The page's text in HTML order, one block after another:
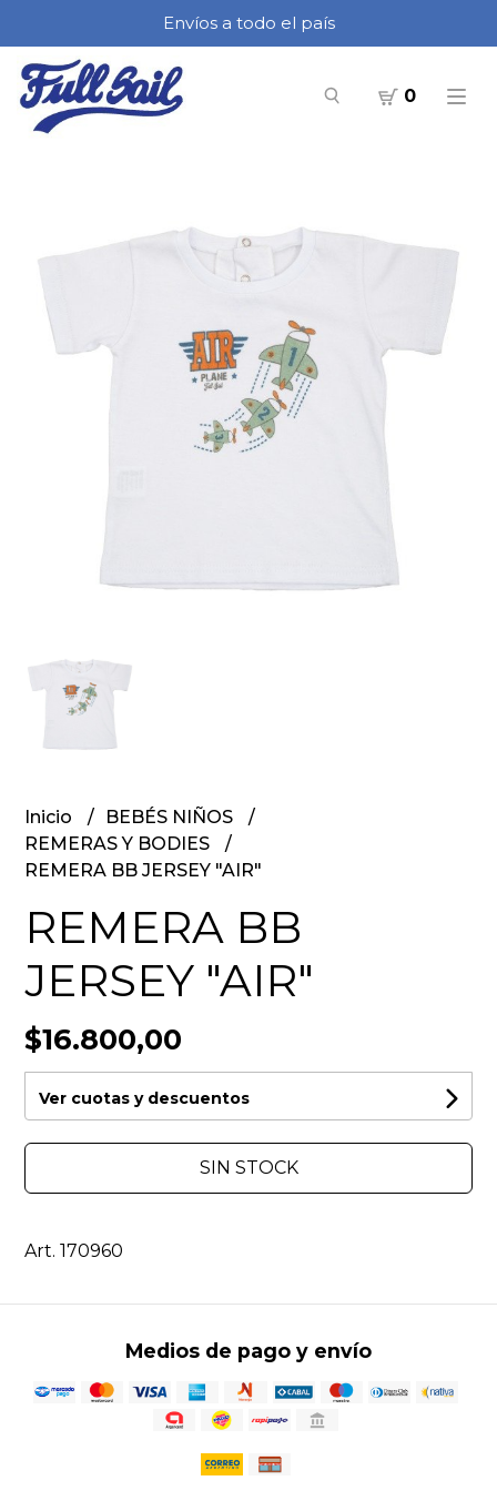
Envíos a todo el país
0
Inicio
BEBÉS NIÑOS
REMERAS Y BODIES
REMERA BB JERSEY "AIR"
REMERA BB
JERSEY "AIR"
$16.800,00
Ver cuotas y descuentos
SIN STOCK
Art. 170960
Medios de pago y envío